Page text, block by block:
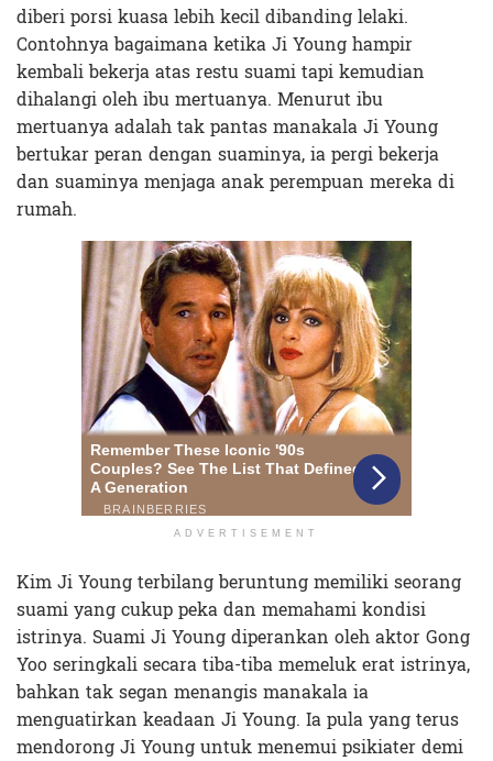
diberi porsi kuasa lebih kecil dibanding lelaki.
Contohnya bagaimana ketika Ji Young hampir
kembali bekerja atas restu suami tapi kemudian
dihalangi oleh ibu mertuanya. Menurut ibu
mertuanya adalah tak pantas manakala Ji Young
bertukar peran dengan suaminya, ia pergi bekerja
dan suaminya menjaga anak perempuan mereka di
rumah.
ADVERTISEMENT
Kim Ji Young terbilang beruntung memiliki seorang
suami yang cukup peka dan memahami kondisi
istrinya. Suami Ji Young diperankan oleh aktor Gong
Yoo seringkali secara tiba-tiba memeluk erat istrinya,
bahkan tak segan menangis manakala ia
menguatirkan keadaan Ji Young. Ia pula yang terus
mendorong Ji Young untuk menemui psikiater demi